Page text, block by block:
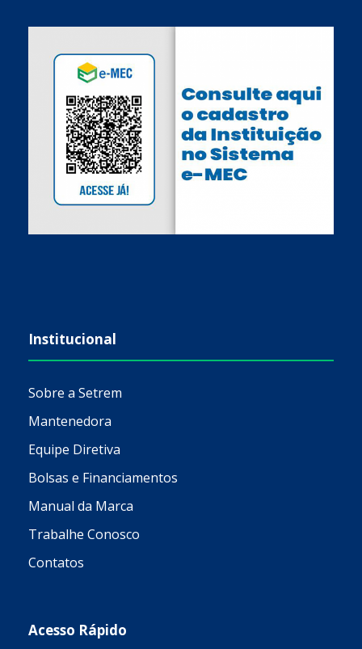
Institucional
Sobre a Setrem
Mantenedora
Equipe Diretiva
Bolsas e Financiamentos
Manual da Marca
Trabalhe Conosco
Contatos
Acesso Rápido